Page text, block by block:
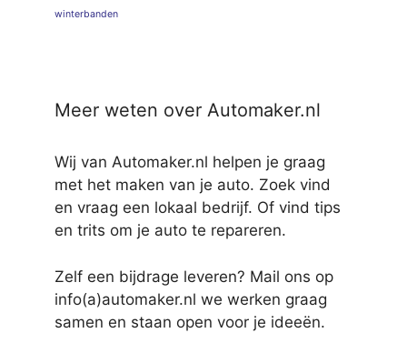
winterbanden
Meer weten over Automaker.nl
Wij van Automaker.nl helpen je graag
met het maken van je auto. Zoek vind
en vraag een lokaal bedrijf. Of vind tips
en trits om je auto te repareren.
Zelf een bijdrage leveren? Mail ons op
info(a)automaker.nl we werken graag
samen en staan open voor je ideeën.